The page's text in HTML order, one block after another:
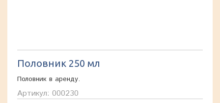
Половник 250 мл
Половник в аренду.
Артикул: 000230